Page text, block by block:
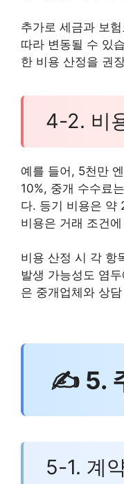
추가로 세금과 보
따라 변동될 수 있
한 비용 산정을 권
4-2. 비
예를 들어, 5천만
10%, 중개 수수료
다. 등기 비용은 약
비용은 거래 조건
비용 산정 시 각 항
발생 가능성도 염
은 중개업체와 상
✍ 5.
5-1. 계